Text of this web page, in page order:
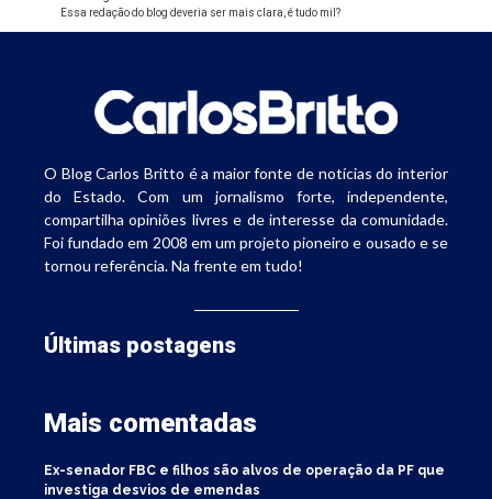
Essa redação do blog deveria ser mais clara, é tudo mil?
O Blog Carlos Britto é a maior fonte de notícias do interior
do Estado. Com um jornalismo forte, independente,
compartilha opiniões livres e de interesse da comunidade.
Foi fundado em 2008 em um projeto pioneiro e ousado e se
tornou referência. Na frente em tudo!
Últimas postagens
Mais comentadas
Ex-senador FBC e filhos são alvos de operação da PF que
investiga desvios de emendas